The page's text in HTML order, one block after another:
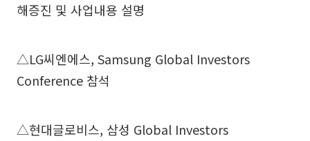
해증진 및 사업내용 설명
△LG씨엔에스, Samsung Global Investors
Conference 참석
△현대글로비스, 삼성 Global Investors